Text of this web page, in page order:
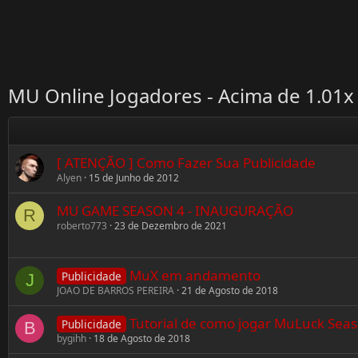
MU Online Jogadores - Acima de 1.01x
[ ATENÇÃO ] Como Fazer Sua Publicidade
Alyen 15 de Junho de 2012
R MU GAME SEASON 4 - INAUGURAÇÃO
roberto773 23 de Dezembro de 2021
J Publicidade MuX em andamento
JOAO DE BARROS PEREIRA 21 de Agosto de 2018
B Publicidade Tutorial de como jogar MuLuck
bygihh 18 de Agosto de 2018